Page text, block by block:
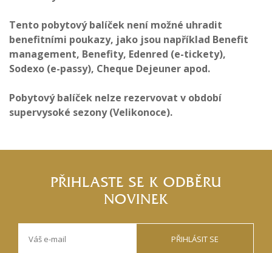
Tento pobytový balíček není možné uhradit
benefitními poukazy, jako jsou například Benefit
management, Benefity, Edenred (e-tickety),
Sodexo (e-passy), Cheque Dejeuner apod.
Pobytový balíček nelze rezervovat v období
supervysoké sezony (Velikonoce).
PŘIHLASTE SE K ODBĚRU
NOVINEK
PŘIHLÁSIT SE